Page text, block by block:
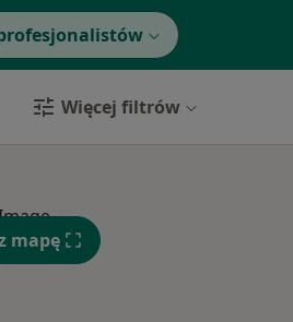
Więcej filtrów
Śr,
mapę